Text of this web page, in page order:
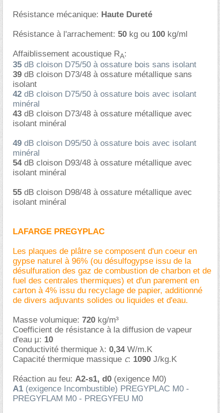
Résistance mécanique: Haute Dureté
Résistance à l'arrachement: 50 kg ou 100 kg/ml
Affaiblissement acoustique RA:
35 dB cloison D75/50 à ossature bois sans isolant
39 dB cloison D73/48 à ossature métallique sans
isolant
42 dB cloison D75/50 à ossature bois avec isolant
minéral
43 dB cloison D73/48 à ossature métallique avec
isolant minéral
49 dB cloison D95/50 à ossature bois avec isolant
minéral
54dB cloison D93/48 à ossature métallique avec
isolant minéral
55 dB cloison D98/48 à ossature métallique avec
isolant minéral
LAFARGE PREGYPLAC
Les plaques de plâtre se composent d'un coeur en
gypse naturel à 96% (ou désulfogypse issu de la
désulfuration des gaz de combustion de charbon et de
fuel des centrales thermiques) et d'un parement en
carton à 4% issu du recyclage de papier, additionné
de divers adjuvants solides ou liquides et d'eau.
Masse volumique: 720 kg/m³
Coefficient de résistance à la diffusion de vapeur
d'eau μ: 10
Conductivité thermique λ: 0,34W/m.K
Capacité thermique massique c: 1090 J/kg.K
Réaction au feu: A2-s1, d0 (exigence M0)
A1 (exigence Incombustible) PREGYPLAC M0 -
PREGYFLAM M0 - PREGYFEU M0